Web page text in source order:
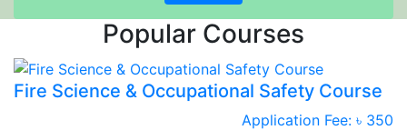
Popular Courses
Fire Science & Occupational Safety Course
Application Fee: ৳ 350